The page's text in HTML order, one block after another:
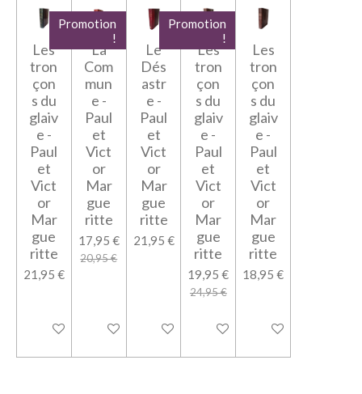
Les
tron
çon
s du
glaiv
e -
Paul
et
Vict
or
Mar
gue
ritte
21,95 €
Ajouter au panier
Promotion
!
La
Com
mun
e -
Paul
et
Vict
or
Mar
gue
ritte
17,95 €
20,95 €
Ajouter au panier
Le
Dés
astr
e -
Paul
et
Vict
or
Mar
gue
ritte
21,95 €
Ajouter au panier
Promotion
!
Les
tron
çon
s du
glaiv
e -
Paul
et
Vict
or
Mar
gue
ritte
19,95 €
24,95 €
Ajouter au panier
Les
tron
çon
s du
glaiv
e -
Paul
et
Vict
or
Mar
gue
ritte
18,95 €
Ajouter au panier